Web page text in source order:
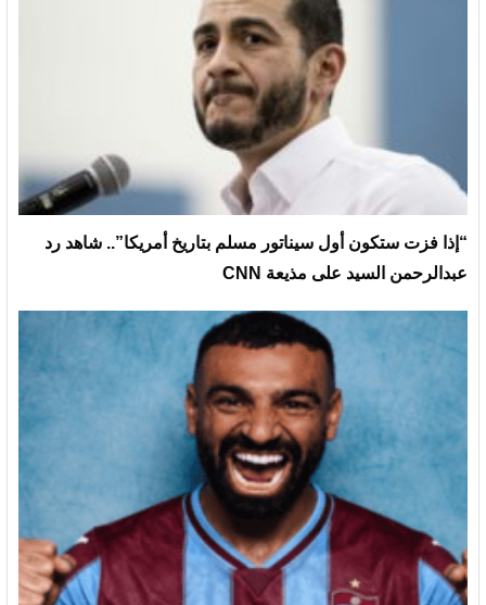
“إذا فزت ستكون أول سيناتور مسلم بتاريخ أمريكا”.. شاهد رد
عبدالرحمن السيد على مذيعة CNN